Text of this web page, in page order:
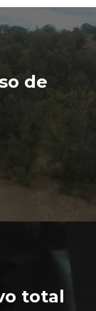
de
total